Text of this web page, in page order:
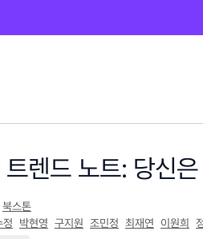
렌드 노트: 당신
북스톤
정 박현영 구지원 조민정 최재연 이원희